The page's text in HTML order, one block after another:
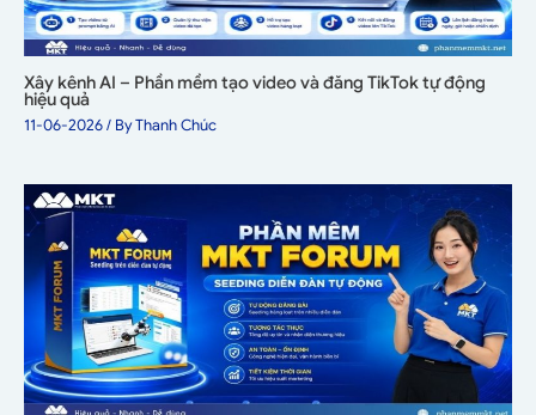
Xây kênh AI – Phần mềm tạo video và đăng TikTok tự động
hiệu quả
11-06-2026/ ByThanh Chúc